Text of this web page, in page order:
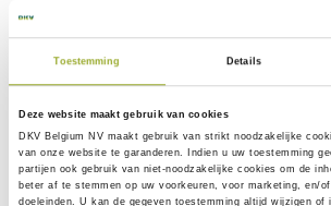
Toestemming Details
Deze website maakt gebruik van cookies
DKV Belgium NV maakt gebruik van strikt noodzakelijke
van onze website te garanderen. Indien u uw toestemming
partijen ook gebruik van niet-noodzakelijke cookies om de
beter af te stemmen op uw voorkeuren, voor marketing, en/
doeleinden. U kan de gegeven toestemming altijd wijzigen of
DKV App
Scan & verstuur je medische kosten: